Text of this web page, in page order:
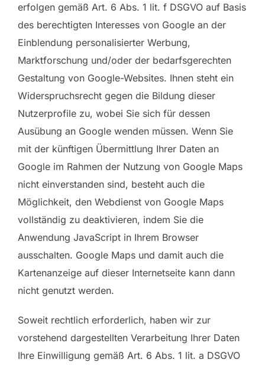
erfolgen gemäß Art. 6 Abs. 1 lit. f DSGVO auf Basis
des berechtigten Interesses von Google an der
Einblendung personalisierter Werbung,
Marktforschung und/oder der bedarfsgerechten
Gestaltung von Google-Websites. Ihnen steht ein
Widerspruchsrecht gegen die Bildung dieser
Nutzerprofile zu, wobei Sie sich für dessen
Ausübung an Google wenden müssen. Wenn Sie
mit der künftigen Übermittlung Ihrer Daten an
Google im Rahmen der Nutzung von Google Maps
nicht einverstanden sind, besteht auch die
Möglichkeit, den Webdienst von Google Maps
vollständig zu deaktivieren, indem Sie die
Anwendung JavaScript in Ihrem Browser
ausschalten. Google Maps und damit auch die
Kartenanzeige auf dieser Internetseite kann dann
nicht genutzt werden.
Soweit rechtlich erforderlich, haben wir zur
vorstehend dargestellten Verarbeitung Ihrer Daten
Ihre Einwilligung gemäß Art. 6 Abs. 1 lit. a DSGVO